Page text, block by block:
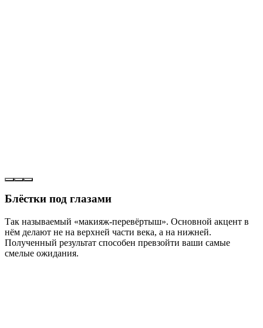
Блёстки под глазами
Так называемый «макияж-перевёртыш». Основной акцент в
нём делают не на верхней части века, а на нижней.
Полученный результат способен превзойти ваши самые
смелые ожидания.